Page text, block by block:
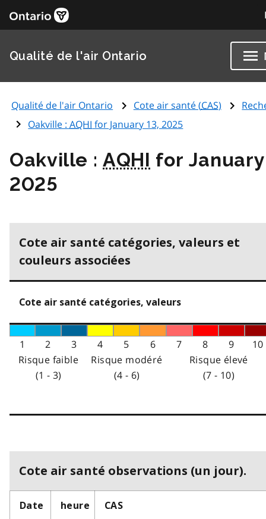
Qualité de l'air Ontario
Qualité de l'air Ontario Cote air santé (CAS)
Oakville :AQHI for January 13, 2025
Oakville :AQHI for January
2025
Cote air santé catégories, valeurs et
couleurs associées
Cote air santé catégories, valeurs
1 2 3 4 5 6 7 8 9
10
Risque faible
(1 - 3)
Risque modéré
(4 - 6)
Risque élevé
(7 - 10)
Cote air santé observations (un jour).
Date heure CAS